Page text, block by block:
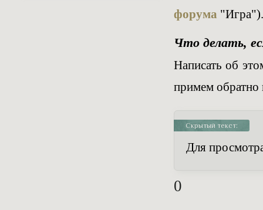
форума "Игра").
Что делать,
Написать об
примем обратно
Скрытый текст:
Для
0